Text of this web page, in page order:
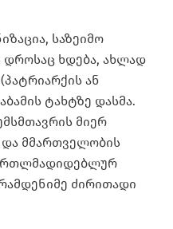
საზეიმო
დროსაც ხდება, ახლად
ან
ტახტზე დასმა.
მიერ
მმართველობის
ძირითადი